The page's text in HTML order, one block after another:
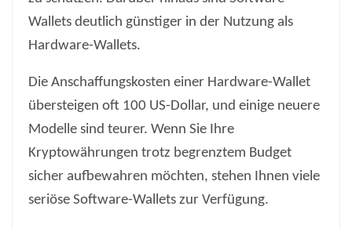
Wallets deutlich günstiger in der Nutzung als
Hardware-Wallets.
Die Anschaffungskosten einer Hardware-Wallet
übersteigen oft 100 US-Dollar, und einige neuere
Modelle sind teurer. Wenn Sie Ihre
Kryptowährungen trotz begrenztem Budget
sicher aufbewahren möchten, stehen Ihnen viele
seriöse Software-Wallets zur Verfügung.